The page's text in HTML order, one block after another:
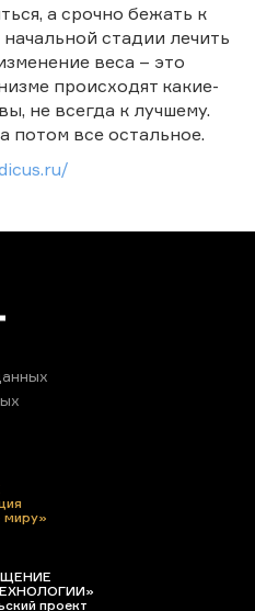
а срочно бежать к
стадии лечить
веса – это
происходят какие-
не всегда к лучшему.
потом все остальное.
миру»
проект